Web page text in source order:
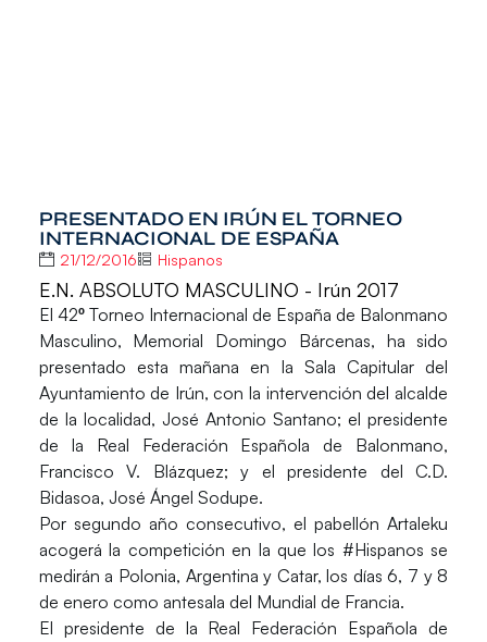
PRESENTADO EN IRÚN EL TORNEO
INTERNACIONAL DE ESPAÑA
21/12/2016 Hispanos
E.N. ABSOLUTO MASCULINO - Irún 2017
El 42º Torneo Internacional de España de Balonmano
Masculino, Memorial Domingo Bárcenas, ha sido
presentado esta mañana en la Sala Capitular del
Ayuntamiento de Irún, con la intervención del alcalde
de la localidad, José Antonio Santano; el presidente
de la Real Federación Española de Balonmano,
Francisco V. Blázquez; y el presidente del C.D.
Bidasoa, José Ángel Sodupe.
Por segundo año consecutivo, el pabellón Artaleku
acogerá la competición en la que los #Hispanos se
medirán a Polonia, Argentina y Catar, los días 6, 7 y 8
de enero como antesala del Mundial de Francia.
El presidente de la Real Federación Española de